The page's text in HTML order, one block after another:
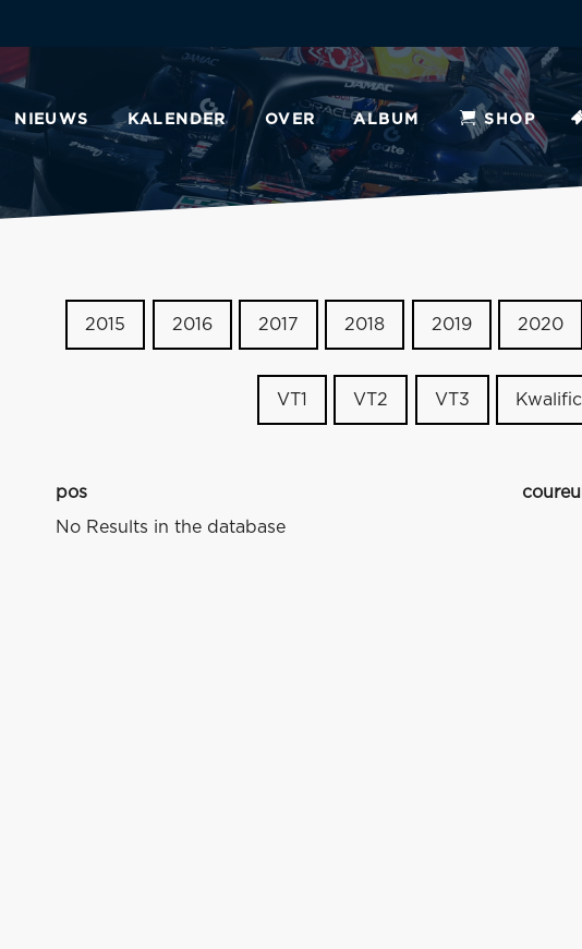
NIEUWS KALENDER OVER ALBUM SHOP
2015 2016 2017 2018 2019 2020
VT1 VT2 VT3
pos
No Results in the database